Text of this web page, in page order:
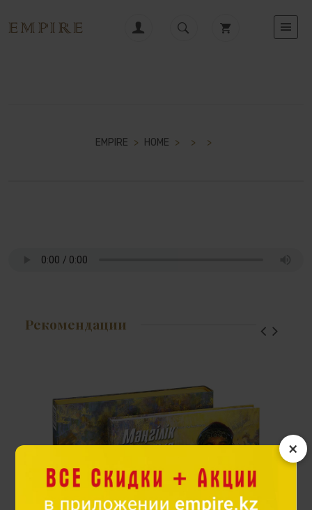
×
EMPIRE > HOME > > >
Рекомендации